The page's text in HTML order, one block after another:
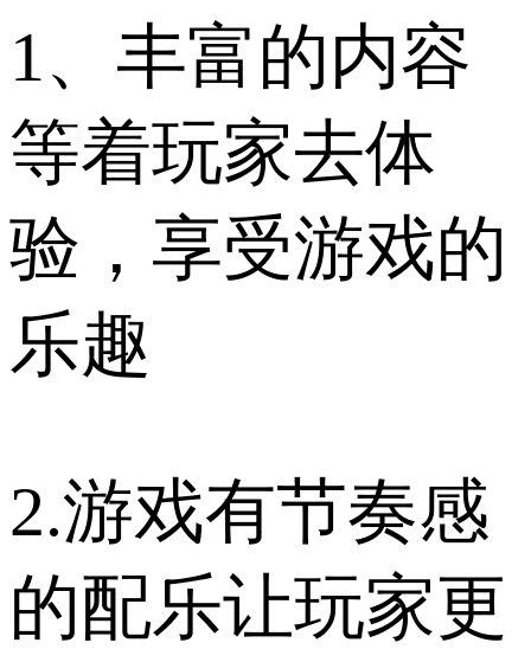
1、丰富的内容
等着玩家去体
验，享受游戏的
乐趣
2.游戏有节奏感
的配乐让玩家更